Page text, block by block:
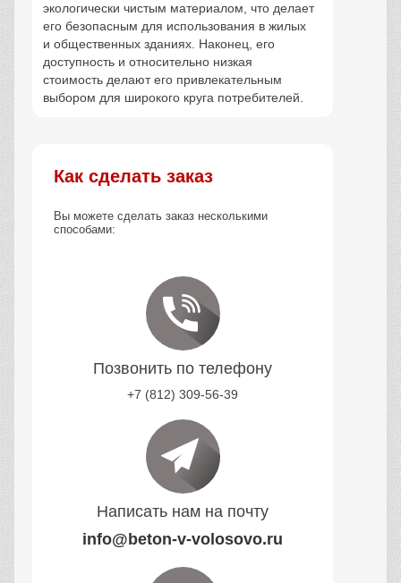
экологически чистым материалом, что делает
его безопасным для использования в жилых
и общественных зданиях. Наконец, его
доступность и относительно низкая
стоимость делают его привлекательным
выбором для широкого круга потребителей.
Как сделать заказ
Вы можете сделать заказ несколькими
способами:
Позвонить по телефону
+7 (812) 309-56-39
Написать нам на почту
info@beton-v-volosovo.ru